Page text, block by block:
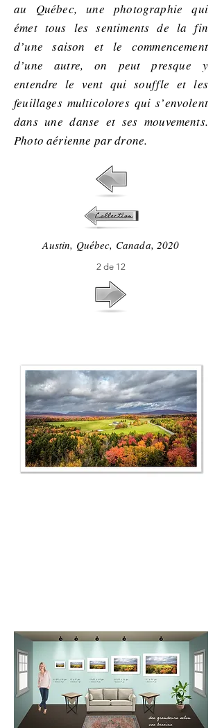
au Québec, une photographie qui
émet tous les sentiments de la fin
d’une saison et le commencement
d’une autre, on peut presque y
entendre le vent qui souffle et les
feuillages multicolores qui s’envolent
dans une danse et ses mouvements.
Photo aérienne par drone.
Austin, Québec, Canada, 2020
2 de 12